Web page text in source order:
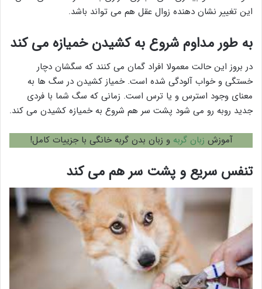
این تغییر نشان دهنده زوال عقل هم می تواند باشد.
به طور مداوم شروع به کشیدن خمیازه می کند
در بروز این حالت معمولا افراد گمان می کنند که سگشان دچار
خستگی و خواب آلودگی شده است. خمیاز کشیدن در سگ ها به
معنای وجود استرس و یا ترس است. زمانی که سگ شما با فردی
جدید روبه رو می شود پشت سر هم شروع به خمیازه کشیدن می کند.
آموزش زبان گربه و زبان بدن گربه خانگی با جزییات کامل!
تنفس سریع و پشت سر هم می کند